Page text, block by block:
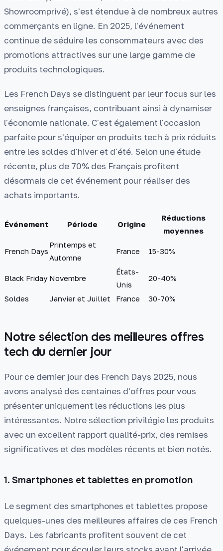
Showroomprivé), s'est étendue à de nombreux autres
commerçants en ligne. En 2025, l'événement
continue de séduire les consommateurs avec des
promotions attractives sur une large gamme de
produits technologiques.
Les French Days se distinguent par leur focus sur les
enseignes françaises, contribuant ainsi à dynamiser
l'économie nationale. C'est également l'occasion
parfaite pour s'équiper en produits tech à prix réduits
entre les soldes d'hiver et d'été. Selon une étude
récente, plus de 70% des Français profitent
désormais de cet événement pour réaliser des
achats importants.
Événement Période Origine
Réductions
moyennes
French Days
Printemps et
Automne
France 15-30%
Black Friday Novembre
États-
Unis
20-40%
Soldes Janvier et Juillet France 30-70%
Notre sélection des meilleures offres
tech du dernier jour
Pour ce dernier jour des French Days 2025, nous
avons analysé des centaines d'offres pour vous
présenter uniquement les réductions les plus
intéressantes. Notre sélection privilégie les produits
avec un excellent rapport qualité-prix, des remises
significatives et des modèles récents et bien notés.
1. Smartphones et tablettes en promotion
Le segment des smartphones et tablettes propose
quelques-unes des meilleures affaires de ces French
Days. Les fabricants profitent souvent de cet